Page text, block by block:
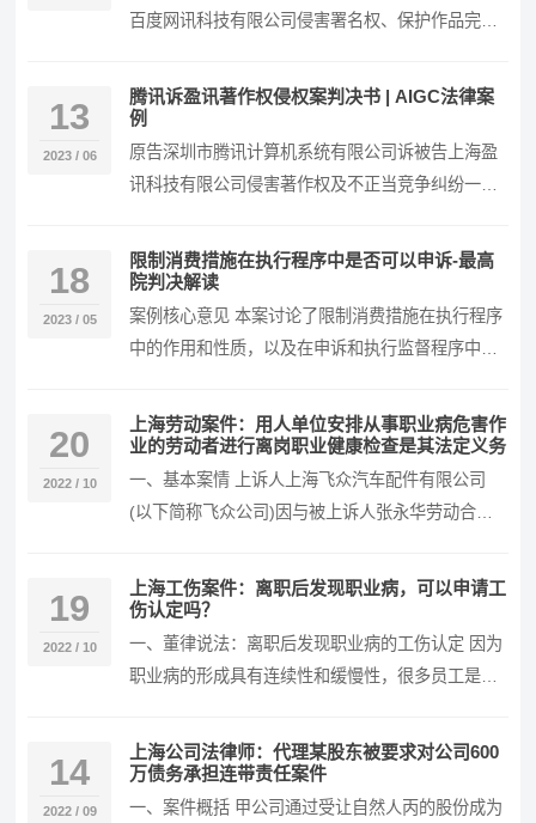
百度网讯科技有限公司侵害署名权、保护作品完整
适用普…
13
2023 / 06
腾讯诉盈讯著作权侵权案判决书 | AIGC法律案
例
原告深圳市腾讯计算机系统有限公司诉被告上海盈
讯科技有限公司侵害著作权及不正当竞争纠纷一
程序…
18
2023 / 05
限制消费措施在执行程序中是否可以申诉-最高
院判决解读
案例核心意见 本案讨论了限制消费措施在执行程序
中的作用和性质，以及在申诉和执行监督程序中的
定…
20
2022 / 10
上海劳动案件：用人单位安排从事职业病危害作
业的劳动者进行离岗职业健康检查是其法定义务
一、基本案情 上诉人上海飞众汽车配件有限公司
(以下简称飞众公司)因与被上诉人张永华劳动合同
19
2022 / 10
上海工伤案件：离职后发现职业病，可以申请工
伤认定吗？
一、董律说法：离职后发现职业病的工伤认定 因为
职业病的形成具有连续性和缓慢性，很多员工是在
以申请…
14
2022 / 09
上海公司法律师：代理某股东被要求对公司600
万债务承担连带责任案件
一、案件概括 甲公司通过受让自然人丙的股份成为